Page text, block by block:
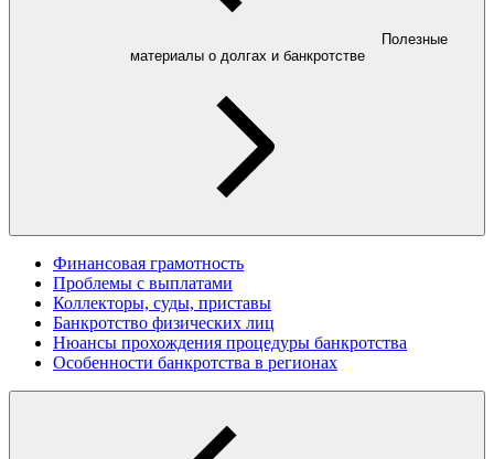
Полезные
материалы о долгах и банкротстве
Финансовая грамотность
Проблемы с выплатами
Коллекторы, суды, приставы
Банкротство физических лиц
Нюансы прохождения процедуры банкротства
Особенности банкротства в регионах